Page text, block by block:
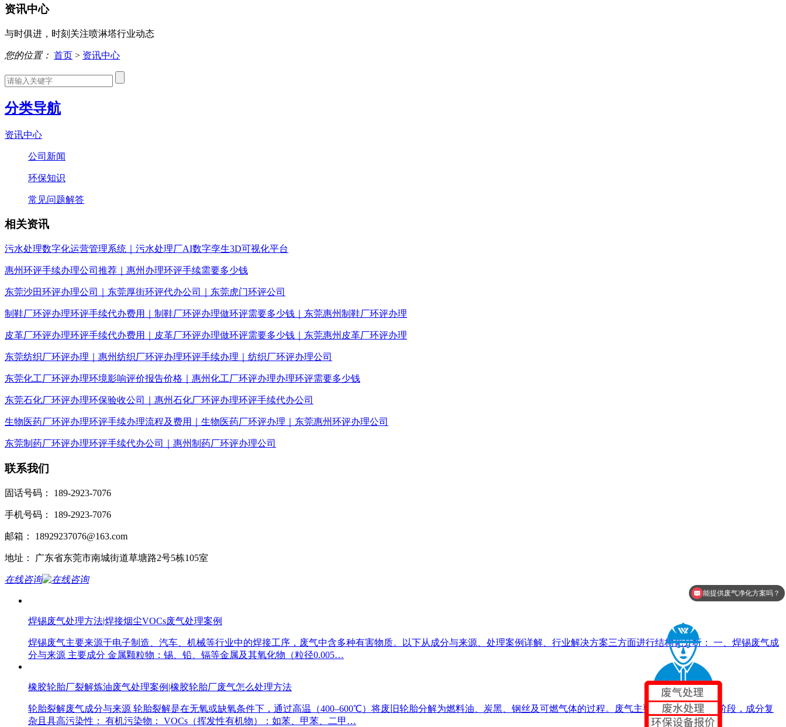
资讯中心
与时俱进，时刻关注喷淋塔行业动态
您的位置： 首页 > 资讯中心
分类导航
资讯中心
公司新闻
环保知识
常见问题解答
相关资讯
污水处理数字化运营管理系统｜污水处理厂AI数字孪生3D可视化平台
惠州环评手续办理公司推荐｜惠州办理环评手续需要多少钱
东莞沙田环评办理公司｜东莞厚街环评代办公司｜东莞虎门环评公司
制鞋厂环评办理环评手续代办费用｜制鞋厂环评办理做环评需要多少钱｜东莞惠州制鞋厂环评办理
皮革厂环评办理环评手续代办费用｜皮革厂环评办理做环评需要多少钱｜东莞惠州皮革厂环评办理
东莞纺织厂环评办理｜惠州纺织厂环评办理环评手续办理｜纺织厂环评办理公司
东莞化工厂环评办理环境影响评价报告价格｜惠州化工厂环评办理办理环评需要多少钱
东莞石化厂环评办理环保验收公司｜惠州石化厂环评办理环评手续代办公司
生物医药厂环评办理环评手续办理流程及费用｜生物医药厂环评办理｜东莞惠州环评办理公司
东莞制药厂环评办理环评手续代办公司｜惠州制药厂环评办理公司
联系我们
固话号码： 189-2923-7076
手机号码： 189-2923-7076
邮箱： 18929237076@163.com
地址： 广东省东莞市南城街道草塘路2号5栋105室
在线咨询
焊锡废气处理方法|焊接烟尘VOCs废气处理案例
焊锡废气主要来源于电子制造、汽车、机械等行业中的焊接工序，废气中含多种有害物质。以下从成分与来源、处理案例详解、行业解决方案三方面进行结构化分析： 一、焊锡废气成
分与来源 主要成分 金属颗粒物：锡、铅、镉等金属及其氧化物（粒径0.005…
橡胶轮胎厂裂解炼油废气处理案例|橡胶轮胎厂废气怎么处理方法
轮胎裂解废气成分与来源 轮胎裂解是在无氧或缺氧条件下，通过高温（400–600℃）将废旧轮胎分解为燃料油、炭黑、钢丝及可燃气体的过程。废气主要来源于裂解反应阶段，成分复
杂且具高污染性： 有机污染物： VOCs（挥发性有机物）：如苯、甲苯、二甲…
能提供废气净化方案吗？